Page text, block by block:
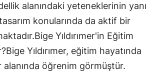
alanındaki yeteneklerinin yanı
konularında da aktif bir
Yıldırımer'in Eğitim
Yıldırımer, eğitim hayatında
alanında öğrenim görmüştür.